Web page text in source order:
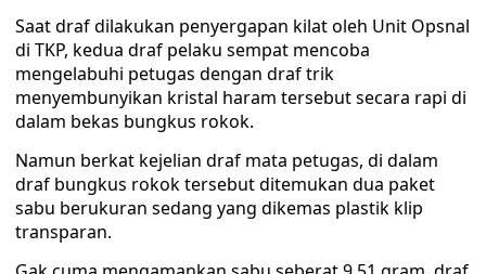
Saat draf dilakukan penyergapan kilat oleh Unit Opsnal
di TKP, kedua draf pelaku sempat mencoba
mengelabuhi petugas dengan draf trik
menyembunyikan kristal haram tersebut secara rapi di
dalam bekas bungkus rokok.
Namun berkat kejelian draf mata petugas, di dalam
draf bungkus rokok tersebut ditemukan dua paket
sabu berukuran sedang yang dikemas plastik klip
transparan.